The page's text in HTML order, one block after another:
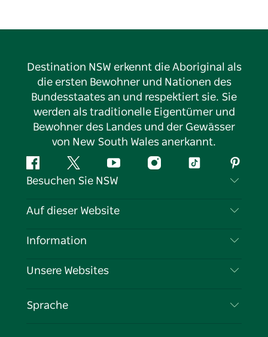
Destination NSW erkennt die Aboriginal als
die ersten Bewohner und Nationen des
Bundesstaates an und respektiert sie. Sie
werden als traditionelle Eigentümer und
Bewohner des Landes und der Gewässer
von New South Wales anerkannt.
FacebookTwitter YouTubeInstagramTikTok
Besuchen Sie NSW
Kontaktieren Sie uns
Cookie-Hinweis
Auf dieser Website
Reiseziele
Veranstaltungen
Information
Reiseinformationen
Unternehmen in NSW
Unsere Websites
Sprache